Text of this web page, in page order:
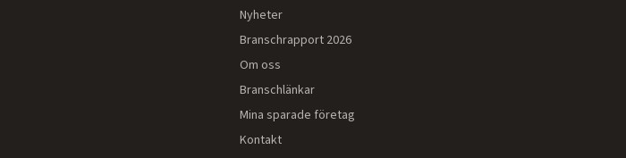
Nyheter
Branschrapport 2026
Om oss
Branschlänkar
Mina sparade företag
Kontakt